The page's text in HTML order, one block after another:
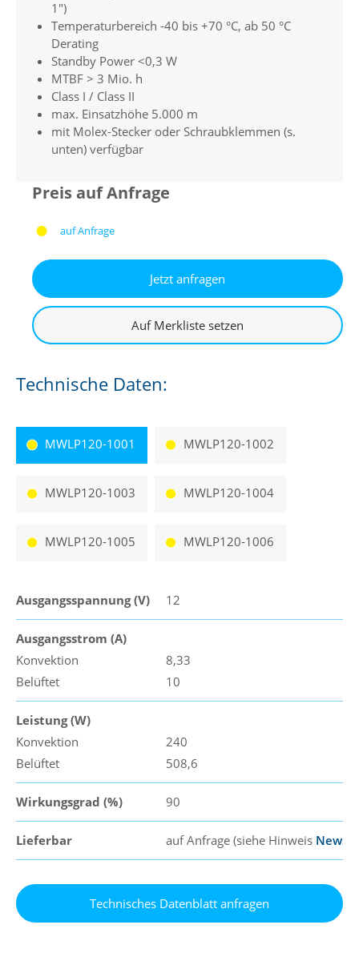
1")
Temperaturbereich -40 bis +70 °C, ab 50 °C
Derating
Standby Power <0,3 W
MTBF > 3 Mio. h
Class I / Class II
max. Einsatzhöhe 5.000 m
mit Molex-Stecker oder Schraubklemmen (s.
unten) verfügbar
Preis auf Anfrage
auf Anfrage
Technische Daten:
MWLP120-1001 MWLP120-1002
MWLP120-1003 MWLP120-1004
MWLP120-1005 MWLP120-1006
Ausgangsspannung (V) 12
Ausgangsstrom (A)
Konvektion
Belüftet
8,33
10
Leistung (W)
Konvektion
Belüftet
240
508,6
Wirkungsgrad (%) 90
Lieferbar auf Anfrage (siehe Hinweis News